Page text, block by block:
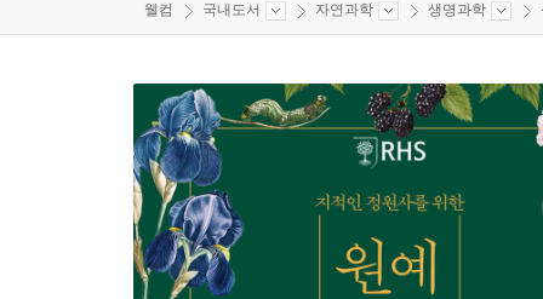
웰컴 국내도서 자연과학 생명과학